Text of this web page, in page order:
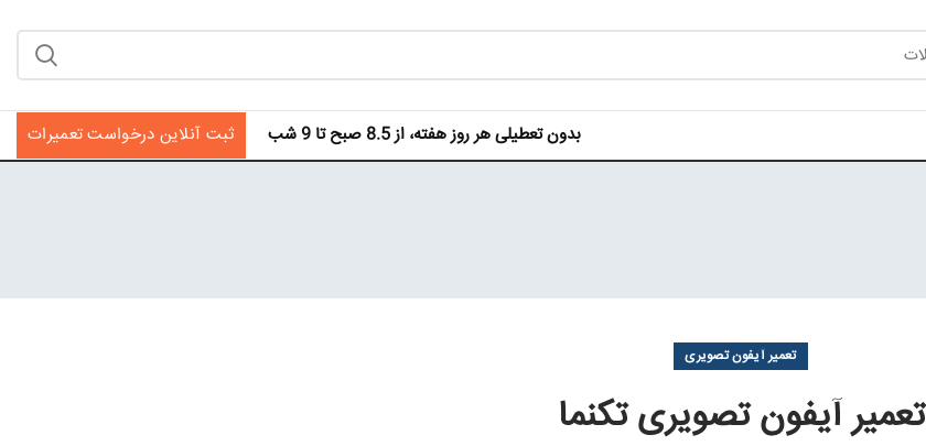
بدون تعطیلی هر روز هفته، از 8.5 صبح تا 9 شب ثبت آنلاین درخواست تعمیرات
تعمیر آیفون تصویری
تعمیر آیفون تصویری تکنما